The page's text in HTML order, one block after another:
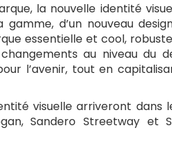
la nouvelle identité
gamme, d’un nouveau
essentielle et cool,
au niveau du
l’avenir, tout en
visuelle arriveront dans
Sandero Streetway et